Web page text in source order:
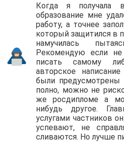
Когда я
образование мне
работу, а точнее
который защитился в
намучилась
Рекомендую если
писать самому
авторское
были предусмотрены
полно, можно не
же росдипломе а
нибудь другое.
услугами частников
успевают, не
сливаются. Но лучше